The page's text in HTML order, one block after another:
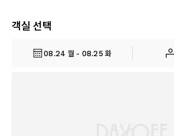
객실 선택
08.24 월 - 08.25 화